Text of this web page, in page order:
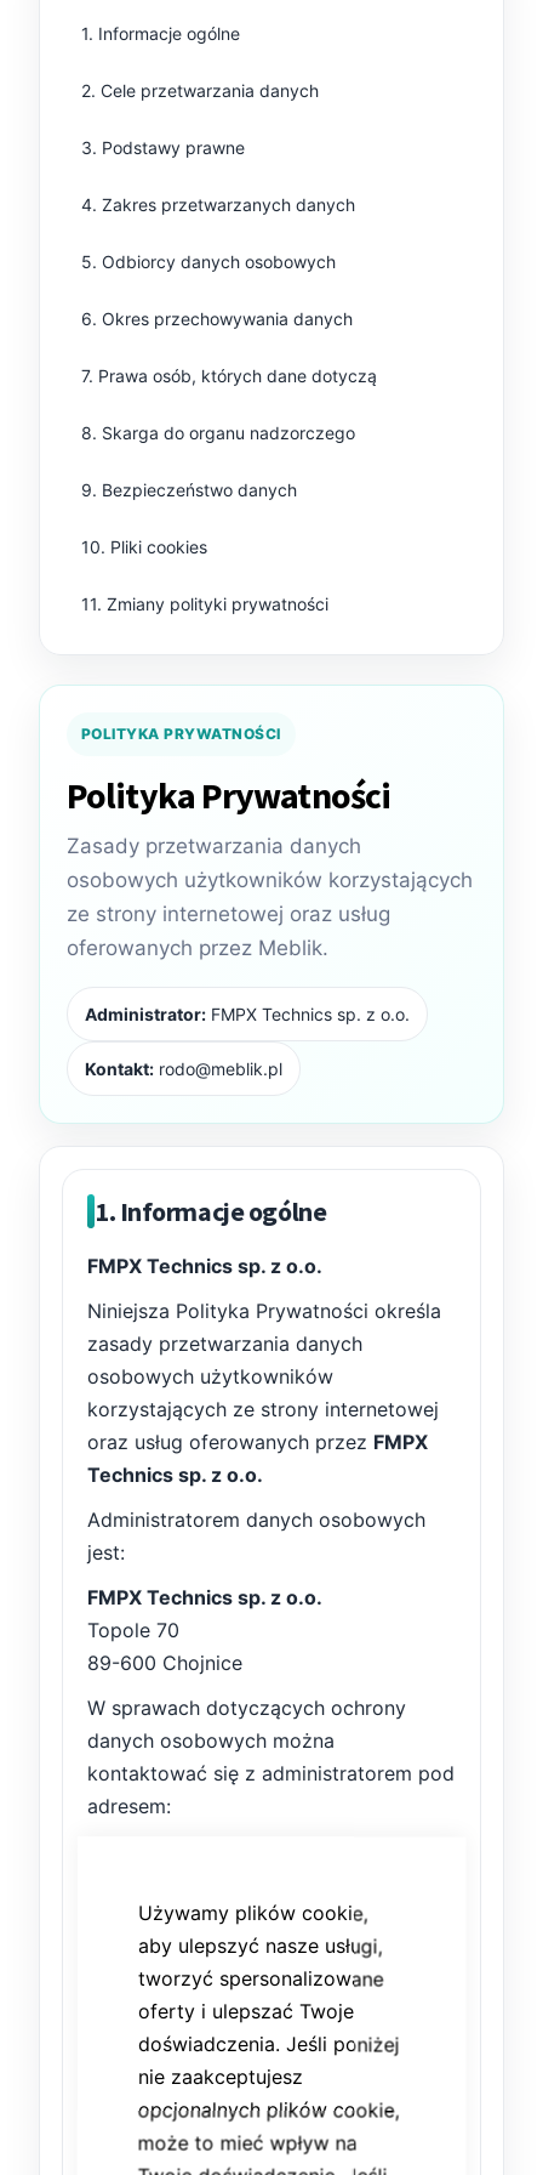
Używamy plików cookie,
aby ulepszyć nasze usługi,
tworzyć spersonalizowane
oferty i ulepszać Twoje
doświadczenia. Jeśli poniżej
nie zaakceptujesz
opcjonalnych plików cookie,
może to mieć wpływ na
1. Informacje ogólne
2. Cele przetwarzania danych
3. Podstawy prawne
4. Zakres przetwarzanych danych
5. Odbiorcy danych osobowych
6. Okres przechowywania danych
7. Prawa osób, których dane dotyczą
8. Skarga do organu nadzorczego
9. Bezpieczeństwo danych
10. Pliki cookies
11. Zmiany polityki prywatności
POLITYKA PRYWATNOŚCI
Polityka Prywatności
Zasady przetwarzania danych
osobowych użytkowników korzystających
ze strony internetowej oraz usług
oferowanych przez Meblik.
Administrator: FMPX Technics sp. z o.o.
Kontakt: rodo@meblik.pl
1. Informacje ogólne
FMPX Technics sp. z o.o.
Niniejsza Polityka Prywatności określa
zasady przetwarzania danych
osobowych użytkowników
korzystających ze strony internetowej
oraz usług oferowanych przez FMPX
Technics sp. z o.o.
Administratorem danych osobowych
jest:
FMPX Technics sp. z o.o.
Topole 70
89-600 Chojnice
W sprawach dotyczących ochrony
danych osobowych można
kontaktować się z administratorem pod
adresem:
Dane osobowe przetwarzane są
zgodnie z przepisami:
Rozporządzenia Parlamentu
Europejskiego i Rady (UE) 2016/679
(RODO)
przepisów krajowych dotyczących
ochrony danych osobowych.
Biurko
Regał Szafka RTV
Kontenerek Półka i szafka wisząca
Krzesło i fotel Wszystkie meble
Panele ścienne
Wszystkie dodatki